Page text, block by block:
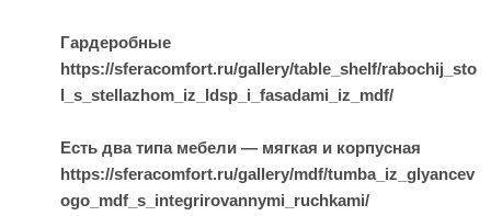
Гардеробные
https://sferacomfort.ru/gallery/table_shelf/rabochij_sto
l_s_stellazhom_iz_ldsp_i_fasadami_iz_mdf/
Есть два типа мебели — мягкая и корпусная
https://sferacomfort.ru/gallery/mdf/tumba_iz_glyancev
ogo_mdf_s_integrirovannymi_ruchkami/